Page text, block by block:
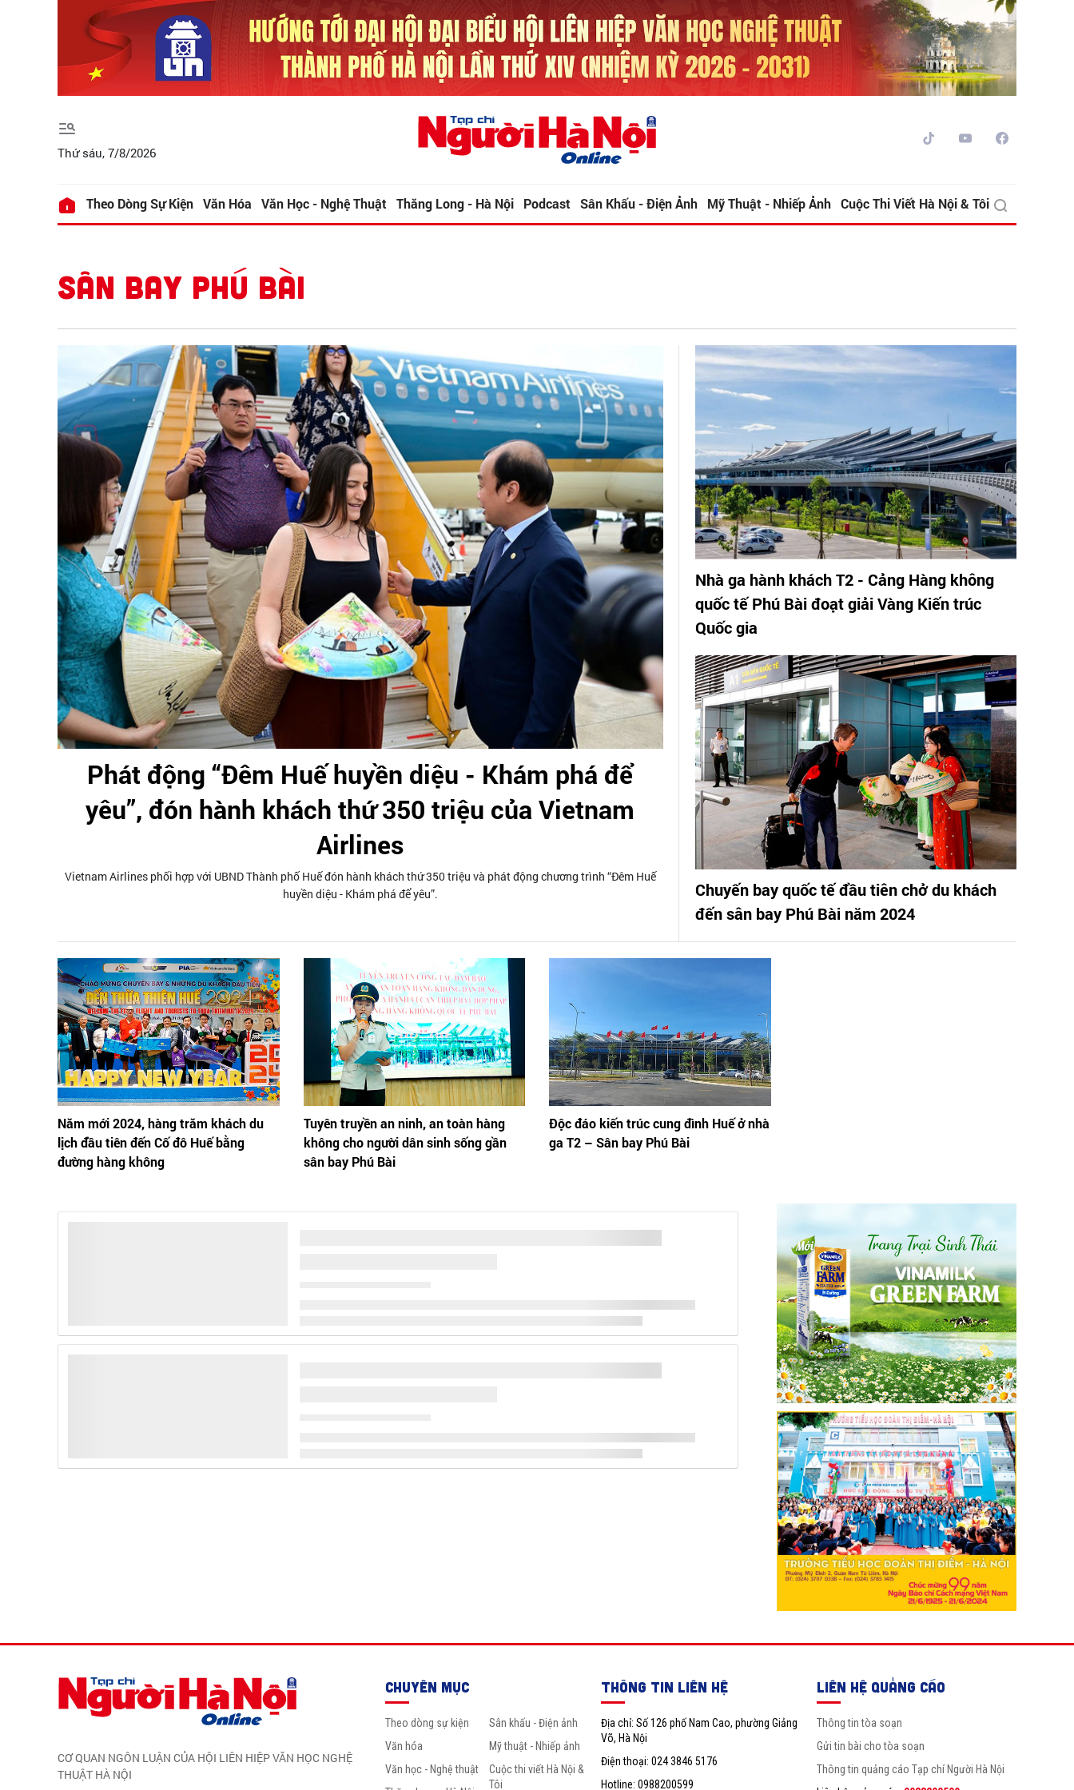
Thứ sáu, 7/8/2026
Theo Dòng Sự Kiện Văn Hóa Văn Học - Nghệ Thuật Thăng Long - Hà Nội Podcast Sân Khấu - Điện Ảnh Mỹ Thuật - Nhiếp Ảnh Cuộc Thi Viết Hà Nội & Tôi
SÂN BAY PHÚ BÀI
Phát động “Đêm Huế huyền diệu - Khám phá để
yêu”, đón hành khách thứ 350 triệu của Vietnam
Airlines
Vietnam Airlines phối hợp với UBND Thành phố Huế đón hành khách thứ 350 triệu và phát động chương trình “Đêm Huế
huyền diệu - Khám phá để yêu”.
Nhà ga hành khách T2 - Cảng Hàng không
quốc tế Phú Bài đoạt giải Vàng Kiến trúc
Quốc gia
Chuyến bay quốc tế đầu tiên chở du khách
đến sân bay Phú Bài năm 2024
Năm mới 2024, hàng trăm khách du
lịch đầu tiên đến Cố đô Huế bằng
đường hàng không
Tuyên truyền an ninh, an toàn hàng
không cho người dân sinh sống gần
sân bay Phú Bài
Độc đáo kiến trúc cung đình Huế ở nhà
ga T2 – Sân bay Phú Bài
CƠ QUAN NGÔN LUẬN CỦA HỘI LIÊN HIỆP VĂN HỌC NGHỆ
THUẬT HÀ NỘI
CHUYÊN MỤC
Theo dòng sự kiện
Văn hóa
Văn học - Nghệ thuật
Sân khấu - Điện ảnh
Mỹ thuật - Nhiếp ảnh
Cuộc thi viết Hà Nội &
Tôi
THÔNG TIN LIÊN HỆ
Địa chỉ: Số 126 phố Nam Cao, phường Giảng
Võ, Hà Nội
Điện thoại: 024 3846 5176
Hotline: 0988200599
LIÊN HỆ QUẢNG CÁO
Thông tin tòa soạn
Gửi tin bài cho tòa soạn
Thông tin quảng cáo Tạp chí Người Hà Nội